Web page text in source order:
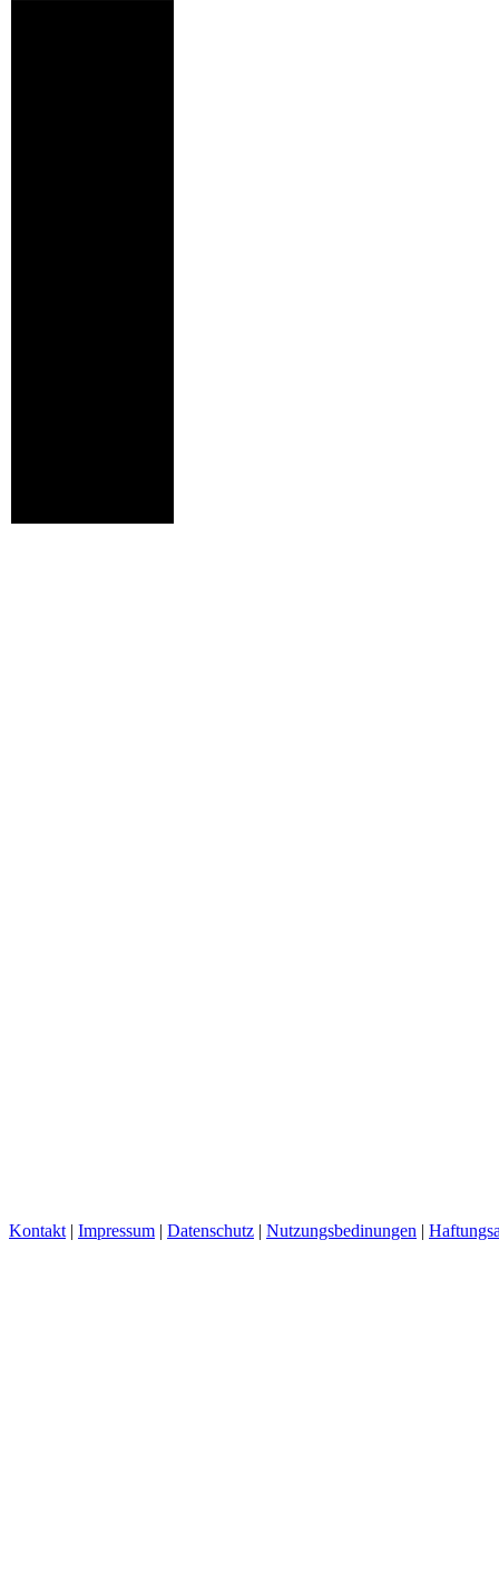
Kontakt | Impressum | Datenschutz | Nutzungsbedinungen |